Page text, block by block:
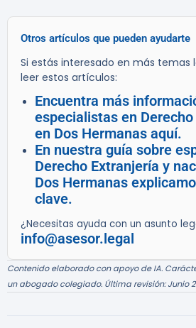
Otros artículos que pueden ayudarte
Si estás interesado en más temas
leer estos artículos:
Encuentra más
especialistas en
en Dos Hermanas aquí.
En nuestra guía sobre
Derecho Extranjería y
Dos Hermanas
clave.
¿Necesitas ayuda con un asunto
info@asesor.legal
Contenido elaborado con apoyo de IA.
un abogado colegiado. Última revisión: Junio